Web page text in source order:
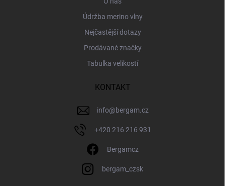
Údržba merino vlny
Nejčastější dotazy
Prodávané značky
Tabulka velikostí
KONTAKT
info@bergam.cz
+420 216 216 931
Bergamcz
bergam_czsk